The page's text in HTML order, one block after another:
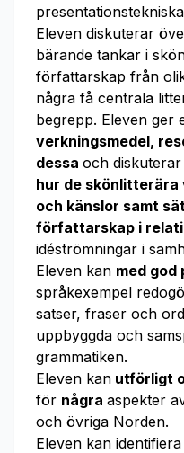
Eleven diskuterar
bärande tankar i
författarskap från
några få centrala
begrepp. Eleven ger
verkningsmedel,
dessa och diskuterar
hur de skönlitterära
och känslor samt
författarskap i
idéströmningar i
Eleven kan med god
språkexempel
satser, fraser och
uppbyggda och
grammatiken.
Eleven kan utförligt
för några aspekter
och övriga Norden.
Eleven kan